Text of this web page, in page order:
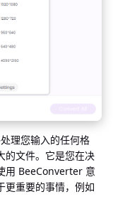
理您输入的任何格
的文件。它是您在决
用 BeeConverter 意
更重要的事情，例如